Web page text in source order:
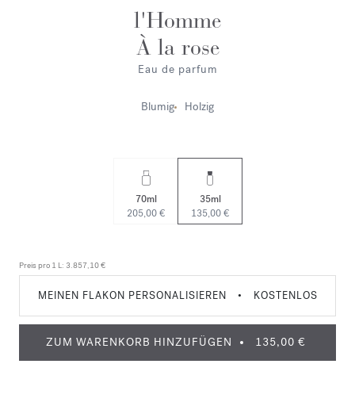
l'Homme
À la rose
Eau de parfum
Blumig Holzig
70ml
205,00 €
35ml
135,00 €
Preis pro 1 L: 3.857,10 €
MEINEN FLAKON PERSONALISIEREN • KOSTENLOS
ZUM WARENKORB HINZUFÜGEN 135,00 €